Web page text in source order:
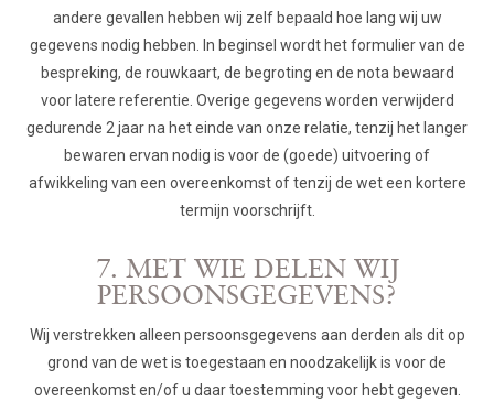
andere gevallen hebben wij zelf bepaald hoe lang wij uw
gegevens nodig hebben. In beginsel wordt het formulier van de
bespreking, de rouwkaart, de begroting en de nota bewaard
voor latere referentie. Overige gegevens worden verwijderd
gedurende 2 jaar na het einde van onze relatie, tenzij het langer
bewaren ervan nodig is voor de (goede) uitvoering of
afwikkeling van een overeenkomst of tenzij de wet een kortere
termijn voorschrijft.
7. MET WIE DELEN WIJ
PERSOONSGEGEVENS?
Wij verstrekken alleen persoonsgegevens aan derden als dit op
grond van de wet is toegestaan en noodzakelijk is voor de
overeenkomst en/of u daar toestemming voor hebt gegeven.